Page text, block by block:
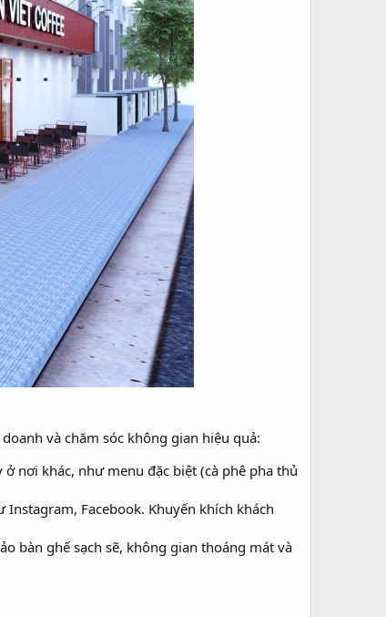
và chăm sóc không gian hiệu quả:
nơi khác, như menu đặc biệt (cà phê pha thủ
Facebook. Khuyến khích khách
bàn ghế sạch sẽ, không gian thoáng mát và